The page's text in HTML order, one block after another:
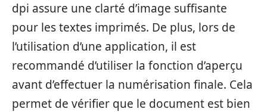
dpi assure une clarté d’image suffisante
pour les textes imprimés. De plus, lors de
l’utilisation d’une application, il est
recommandé d’utiliser la fonction d’aperçu
avant d’effectuer la numérisation finale. Cela
permet de vérifier que le document est bien